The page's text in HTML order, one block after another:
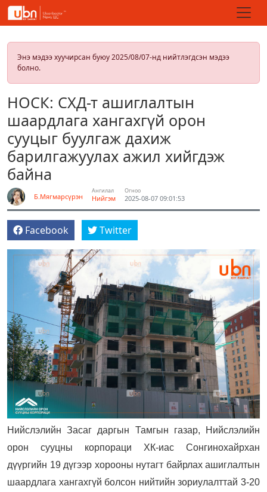
Энэ мэдээ хуучирсан буюу 2025/08/07-нд нийтлэгдсэн мэдээ
болно.
НОСК: СХД-т ашиглалтын
шаардлага хангахгүй орон
сууцыг буулгаж дахиж
барилгажуулах ажил хийгдэж
байна
Б.Мягмарсүрэн
Ангилал
Нийгэм
Огноо
2025-08-07 09:01:53
Facebook Twitter
Нийслэлийн Засаг даргын Тамгын газар, Нийслэлийн
орон сууцны корпораци ХК-иас Сонгинохайрхан
дүүргийн 19 дүгээр хорооны нутагт байрлах ашиглалтын
шаардлага хангахгүй болсон нийтийн зориулалттай 3-20